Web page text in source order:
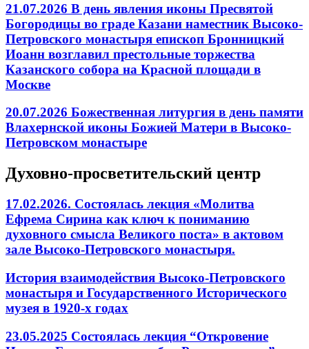
21.07.2026 В день явления иконы Пресвятой
Богородицы во граде Казани наместник Высоко-
Петровского монастыря епископ Бронницкий
Иоанн возглавил престольные торжества
Казанского собора на Красной площади в
Москве
20.07.2026 Божественная литургия в день памяти
Влахернской иконы Божией Матери в Высоко-
Петровском монастыре
Духовно-просветительский центр
17.02.2026. Состоялась лекция «Молитва
Ефрема Сирина как ключ к пониманию
духовного смысла Великого поста» в актовом
зале Высоко-Петровского монастыря.
История взаимодействия Высоко-Петровского
монастыря и Государственного Исторического
музея в 1920-х годах
23.05.2025 Состоялась лекция “Откровение